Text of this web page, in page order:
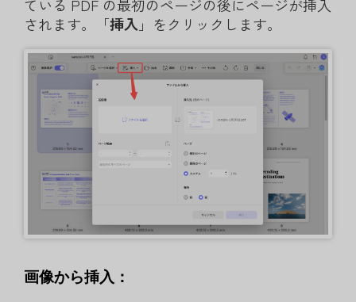
ている PDF の最初のページの後にページが挿入
されます。「挿入 」をクリックします。
画像から挿入：